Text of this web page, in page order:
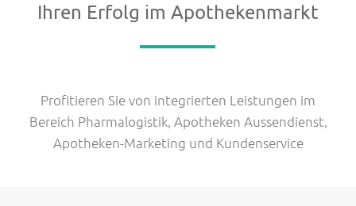
Kundenservice
Lage & Anfahrt
Karriere
Ihren Erfolg im Apothekenmarkt
Profitieren Sie von integrierten Leistungen im
Bereich Pharmalogistik, Apotheken Aussendienst,
Apotheken-Marketing und Kundenservice